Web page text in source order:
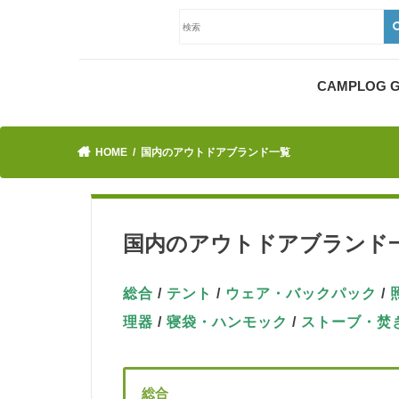
CAMPLOG
HOME 国内のアウトドアブランド一覧
国内のアウトドアブランド
総合 / テント / ウェア・バックパック /
理器 /寝袋・ハンモック / ストーブ・焚
総合